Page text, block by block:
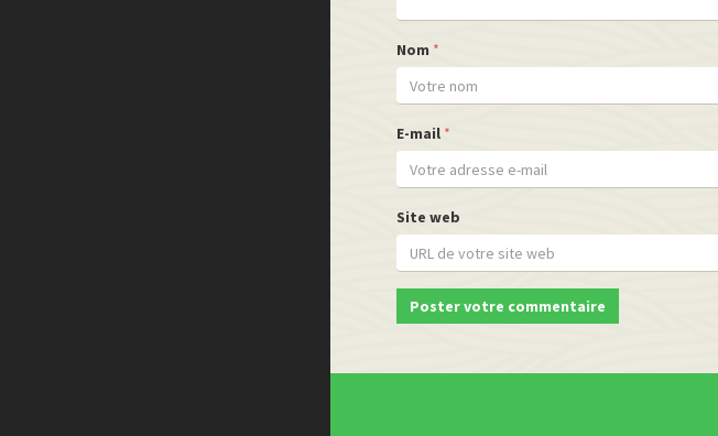
Nom *
E-mail *
Site web